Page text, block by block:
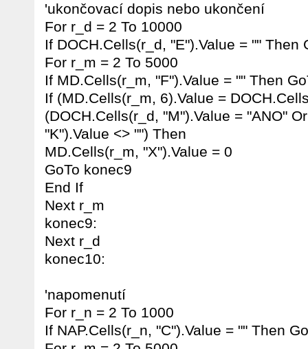
'ukončovací dopis nebo ukončení
For r_d = 2 To 10000
If DOCH.Cells(r_d, "E").Value = "" Then
For r_m = 2 To 5000
If MD.Cells(r_m, "F").Value = "" Then
If (MD.Cells(r_m, 6).Value =
(DOCH.Cells(r_d, "M").Value = "ANO"
"K").Value <> "") Then
MD.Cells(r_m, "X").Value = 0
GoTo konec9
End If
Next r_m
konec9:
Next r_d
konec10:
'napomenutí
For r_n = 2 To 1000
If NAP.Cells(r_n, "C").Value = "" Then